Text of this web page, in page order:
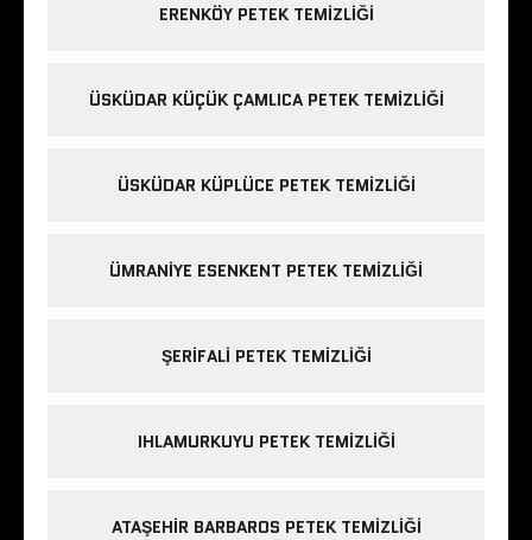
ERENKÖY PETEK TEMIZLIĞI
ÜSKÜDAR KÜÇÜK ÇAMLICA PETEK TEMIZLIĞI
ÜSKÜDAR KÜPLÜCE PETEK TEMIZLIĞI
ÜMRANIYE ESENKENT PETEK TEMIZLIĞI
ŞERIFALI PETEK TEMIZLIĞI
IHLAMURKUYU PETEK TEMIZLIĞI
ATAŞEHIR BARBAROS PETEK TEMIZLIĞI